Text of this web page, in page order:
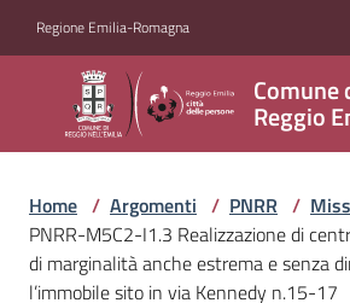
Regione Emilia-Romagna
Comune
Reggio
Comune
di
Reggio
Emilia
Home / Argomenti / PNRR /
PNRR-M5C2-I1.3 Realizzazione di
di marginalità anche estrema e senza
l’immobile sito in via Kennedy n.15-17